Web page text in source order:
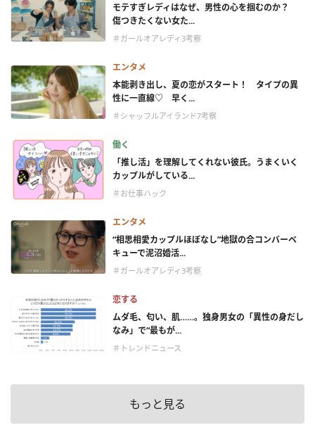
モテすぎレディはなぜ、男性の心を掴むのか？
傷つきたくない女た...
＃ガールオアレディ3考察
エンタメ
本能剥き出し、夏の恋がスタート！ タイプの異
性に一直線♡ 早く...
＃シャッフルアイランド7考察
働く
「推し活」を理解してくれない彼氏。うまくいく
カップルがしている...
＃お仕事ハック
エンタメ
“相思相愛カップルほぼなし”地獄の合コンバーベ
キューで泥沼婚活...
＃ガールオアレディ3考察
恋する
ムダ毛、匂い、肌……。独身男女の「異性の身だし
なみ」で“最もが...
＃トレンドニュース
もっと見る